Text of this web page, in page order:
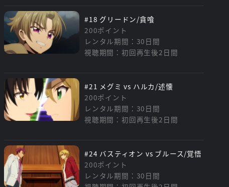
#18 グリードン/貪喰
200ポイント
レンタル期間：30日間
視聴期間：初回再生後2日間
#21 メグミ vs ハルカ/述懐
200ポイント
レンタル期間：30日間
視聴期間：初回再生後2日間
#24 バスティオン vs ブルース/覚悟
200ポイント
レンタル期間：30日間